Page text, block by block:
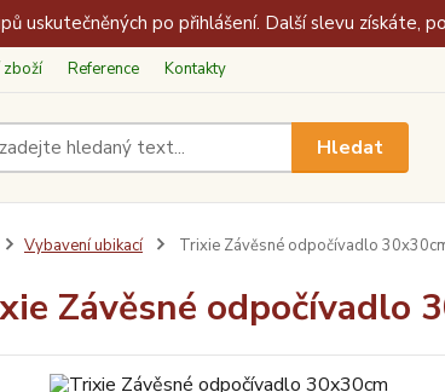
uskutečněných po přihlášení. Další slevu získáte,
zboží Reference Kontakty
Hledat
Vybavení ubikací Trixie Závěsné odpočívadlo
Závěsné odpočívadlo